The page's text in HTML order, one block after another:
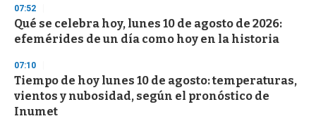
s
e
c
o
d
s
07:52
Qué se celebra hoy, lunes 10 de agosto de 2026:
efemérides de un día como hoy en la historia
07:10
Tiempo de hoy lunes 10 de agosto: temperaturas,
vientos y nubosidad, según el pronóstico de
Inumet